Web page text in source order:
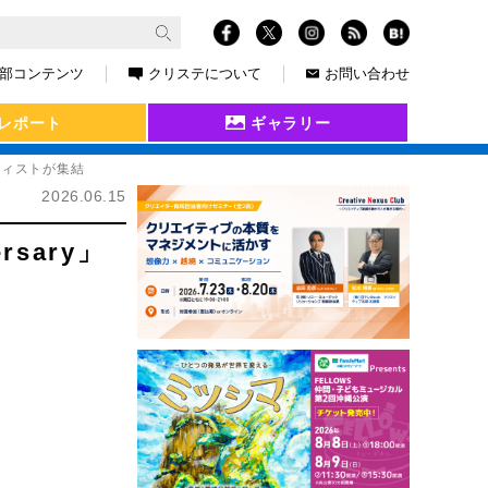
コンテンツ クリステについて お問い合わせ
ポート ギャラリー
ストが集結
2026.06.15
」